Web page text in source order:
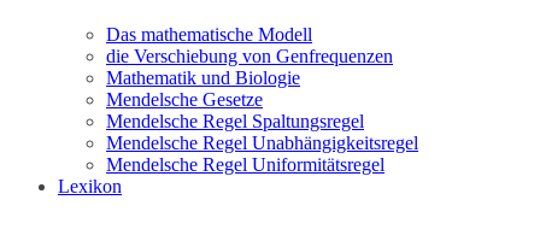
Das mathematische Modell
die Verschiebung von Genfrequenzen
Mathematik und Biologie
Mendelsche Gesetze
Mendelsche Regel Spaltungsregel
Mendelsche Regel Unabhängigkeitsregel
Mendelsche Regel Uniformitätsregel
Lexikon